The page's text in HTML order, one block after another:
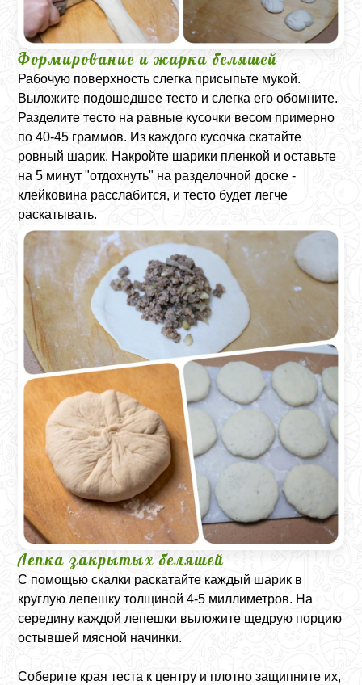
Формирование и жарка беляшей
Рабочую поверхность слегка присыпьте мукой.
Выложите подошедшее тесто и слегка его обомните.
Разделите тесто на равные кусочки весом примерно
по 40-45 граммов. Из каждого кусочка скатайте
ровный шарик. Накройте шарики пленкой и оставьте
на 5 минут "отдохнуть" на разделочной доске -
клейковина расслабится, и тесто будет легче
раскатывать.
Лепка закрытых беляшей
С помощью скалки раскатайте каждый шарик в
круглую лепешку толщиной 4-5 миллиметров. На
середину каждой лепешки выложите щедрую порцию
остывшей мясной начинки.
Соберите края теста к центру и плотно защипните их,